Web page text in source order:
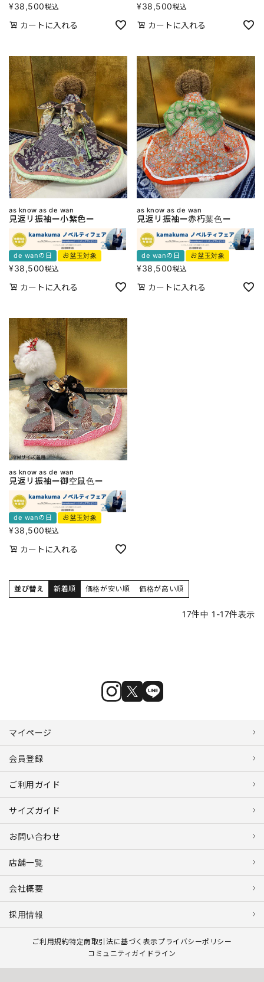
¥38,500税込
カートに入れる
¥38,500税込
カートに入れる
as know as de wan
見返リ振袖ー小紫色ー
de wanの日 お盆玉対象
¥38,500税込
カートに入れる
as know as de wan
見返リ振袖ー赤朽葉色ー
de wanの日 お盆玉対象
¥38,500税込
カートに入れる
as know as de wan
見返リ振袖ー御空鼠色ー
de wanの日 お盆玉対象
¥38,500税込
カートに入れる
並び替え 新着順 価格が安い順 価格が高い順
17件中 1 -17件表示
マイページ
会員登録
ご利用ガイド
サイズガイド
お問い合わせ
店舗一覧
会社概要
採用情報
ご利用規約特定商取引法に基づく表示プライバシーポリシー
コミュニティガイドライン